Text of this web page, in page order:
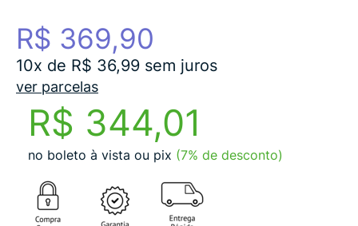
R$ 369,90
10x de R$ 36,99 sem juros
ver parcelas
R$ 344,01
no boleto à vista ou pix (7% de desconto)